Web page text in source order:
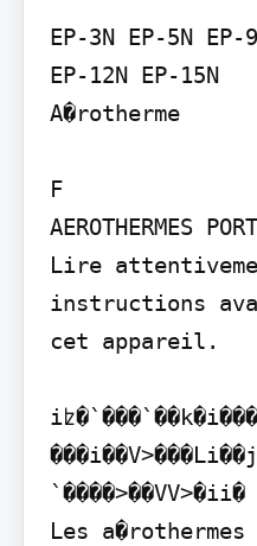
EP-3N EP-5N EP-
EP-12N EP-15N
A�rotherme
F
AEROTHERMES
Lire
instructions
cet appareil.
`����>��VV>�ii�
Les a�rothermes